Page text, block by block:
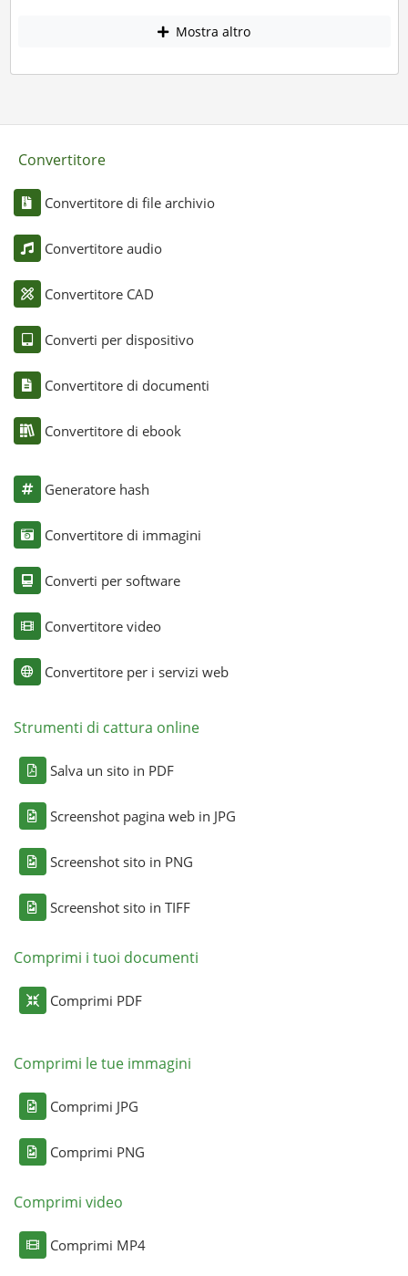
Mostra altro
Convertitore
Convertitore di file archivio
Convertitore audio
Convertitore CAD
Converti per dispositivo
Convertitore di documenti
Convertitore di ebook
Generatore hash
Convertitore di immagini
Converti per software
Convertitore video
Convertitore per i servizi web
Strumenti di cattura online
Salva un sito in PDF
Screenshot pagina web in JPG
Screenshot sito in PNG
Screenshot sito in TIFF
Comprimi i tuoi documenti
Comprimi PDF
Comprimi le tue immagini
Comprimi JPG
Comprimi PNG
Comprimi video
Comprimi MP4